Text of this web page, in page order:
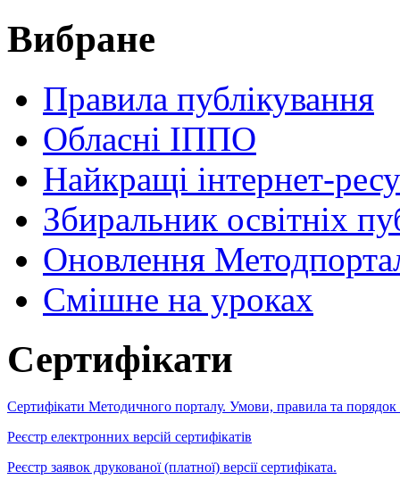
Вибране
Правила публікування
Обласні ІППО
Найкращі інтернет-
Збиральник освітніх
Оновлення
Cмішне на уроках
Сертифікати
Сертифікати Методичного порталу. Умови, правила та порядок
Реєстр електронних версій сертифікатів
Реєстр заявок друкованої (платної) версії сертифіката.